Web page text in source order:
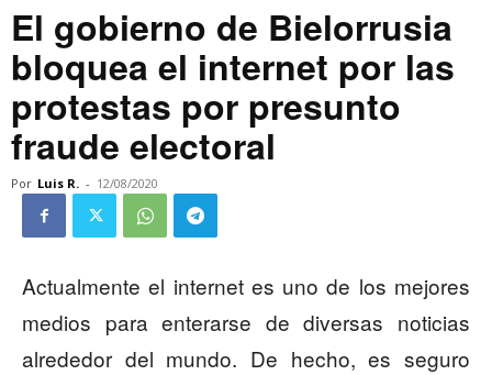
El gobierno de Bielorrusia
bloquea el internet por las
protestas por presunto
fraude electoral
Por Luis R. - 12/08/2020
Actualmente el internet es uno de los mejores
medios para enterarse de diversas noticias
alrededor del mundo. De hecho, es seguro